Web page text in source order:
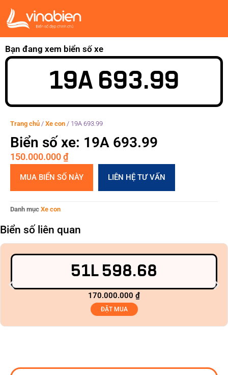
Bạn đang xem biển số xe
19A 693.99
Trang chủ / Xe con / 19A 693.99
Biển số xe: 19A 693.99
150.000.000₫
MUA BIỂN SỐ NÀY LIÊN HỆ TƯ VẤN
Danh mục Xe con
Biển số liên quan
51L 598.68
170.000.000 ₫
ĐẶT MUA